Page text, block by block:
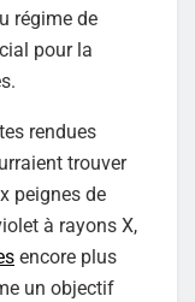
régime de
pour la
rendues
trouver
peignes de
à rayons X,
encore plus
un objectif